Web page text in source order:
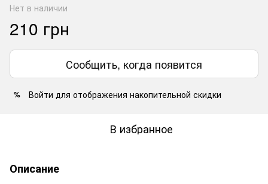
Нет в наличии
210 грн
Сообщить, когда появится
% Войти для отображения накопительной скидки
В избранное
Описание